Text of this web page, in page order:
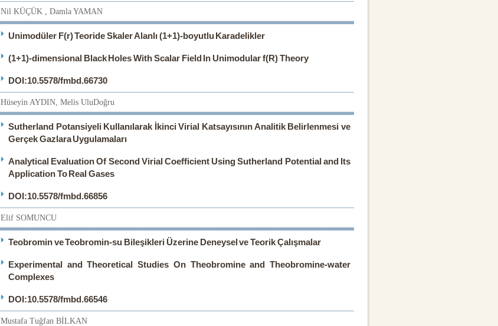
Nil KÜÇÜK , Damla YAMAN
Unimodüler F(r) Teoride Skaler Alanlı (1+1)-boyutlu Karadelikler
(1+1)-dimensional Black Holes With Scalar Field In Unimodular f(R) Theory
DOI:10.5578/fmbd.66730
Hüseyin AYDIN, Melis UluDoğru
Sutherland Potansiyeli Kullanılarak İkinci Virial Katsayısının Analitik Belirlenmesi ve
Gerçek Gazlara Uygulamaları
Analytical Evaluation Of Second Virial Coefficient Using Sutherland Potential and Its
Application To Real Gases
DOI:10.5578/fmbd.66856
Elif SOMUNCU
Teobromin ve Teobromin-su Bileşikleri Üzerine Deneysel ve Teorik Çalışmalar
Experimental and Theoretical Studies On Theobromine and Theobromine-water
Complexes
DOI:10.5578/fmbd.66546
Mustafa Tuğfan BİLKAN